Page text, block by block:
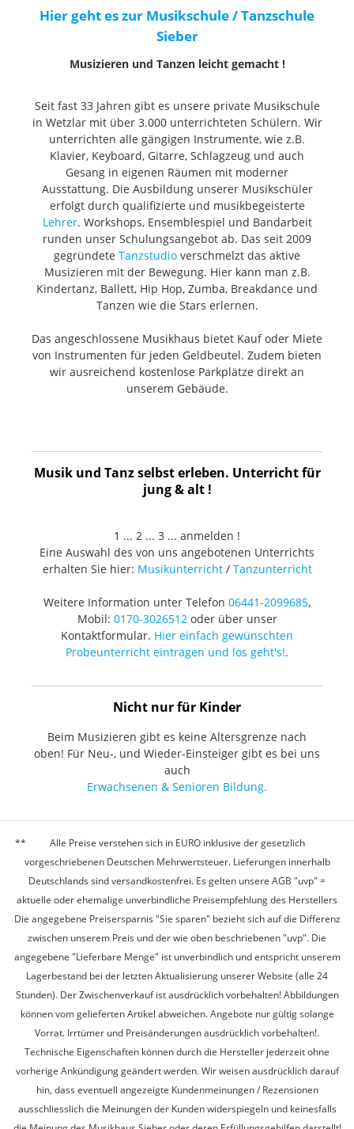
Hier geht es zur Musikschule / Tanzschule
Sieber
Musizieren und Tanzen leicht gemacht !
Seit fast 33 Jahren gibt es unsere private Musikschule
in Wetzlar mit über 3.000 unterrichteten Schülern. Wir
unterrichten alle gängigen Instrumente, wie z.B.
Klavier, Keyboard, Gitarre, Schlagzeug und auch
Gesang in eigenen Räumen mit moderner
Ausstattung. Die Ausbildung unserer Musikschüler
erfolgt durch qualifizierte und musikbegeisterte
Lehrer. Workshops, Ensemblespiel und Bandarbeit
runden unser Schulungsangebot ab. Das seit 2009
gegründete Tanzstudio verschmelzt das aktive
Musizieren mit der Bewegung. Hier kann man z.B.
Kindertanz, Ballett, Hip Hop, Zumba, Breakdance und
Tanzen wie die Stars erlernen.
Das angeschlossene Musikhaus bietet Kauf oder Miete
von Instrumenten für jeden Geldbeutel. Zudem bieten
wir ausreichend kostenlose Parkplätze direkt an
unserem Gebäude.
Musik und Tanz selbst erleben. Unterricht für
jung & alt !
1 ... 2 ... 3 ... anmelden !
Eine Auswahl des von uns angebotenen Unterrichts
erhalten Sie hier: Musikunterricht/ Tanzunterricht
Weitere Information unter Telefon 06441-2099685,
Mobil: 0170-3026512oder über unser
Kontaktformular. Hier einfach gewünschten
Probeunterricht eintragen und los geht's!.
Nicht nur für Kinder
Beim Musizieren gibt es keine Altersgrenze nach
oben! Für Neu-, und Wieder-Einsteiger gibt es bei uns
auch
Erwachsenen & Senioren Bildung.
Alle Preise verstehen sich in EURO inklusive der gesetzlich
vorgeschriebenen Deutschen Mehrwertsteuer. Lieferungen innerhalb
Deutschlands sind versandkostenfrei. Es gelten unsere AGB "uvp" =
aktuelle oder ehemalige unverbindliche Preisempfehlung des Herstellers
Die angegebene Preisersparnis "Sie sparen" bezieht sich auf die Differenz
zwischen unserem Preis und der wie oben beschriebenen "uvp". Die
angegebene "Lieferbare Menge" ist unverbindlich und entspricht unserem
Lagerbestand bei der letzten Aktualisierung unserer Website (alle 24
Stunden). Der Zwischenverkauf ist ausdrücklich vorbehalten! Abbildungen
können vom gelieferten Artikel abweichen. Angebote nur gültig solange
Vorrat. Irrtümer und Preisänderungen ausdrücklich vorbehalten!.
Technische Eigenschaften können durch die Hersteller jederzeit ohne
vorherige Ankündigung geändert werden. Wir weisen ausdrücklich darauf
hin, dass eventuell angezeigte Kundenmeinungen / Rezensionen
ausschliesslich die Meinungen der Kunden widerspiegeln und keinesfalls